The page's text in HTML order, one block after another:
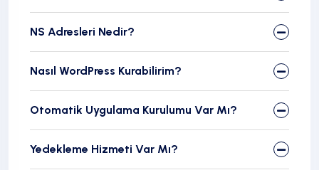
NS Adresleri Nedir?
Nasıl WordPress Kurabilirim?
Otomatik Uygulama Kurulumu Var Mı?
Yedekleme Hizmeti Var Mı?